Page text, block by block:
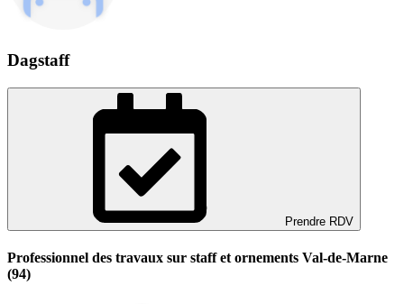
Dagstaff
Prendre RDV
Professionnel des travaux sur staff et ornements Val-de-Marne
(94)